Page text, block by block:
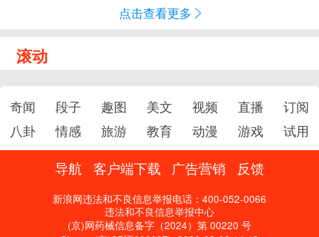
点击查看更多
滚动
奇闻 段子 趣图 美文 视频 直播
订阅
八卦
情感 旅游 教育 动漫 游戏 试用
导航 客户端下载 广告营销 反馈
新浪网违法和不良信息举报电话：400-052-0066
违法和不良信息举报中心
(京)网药械信息备字（2024）第 00220 号